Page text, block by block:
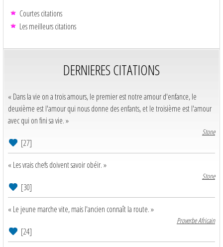
Courtes citations
Les meilleurs citations
DERNIERES CITATIONS
« Dans la vie on a trois amours, le premier est notre amour d'enfance, le
deuxième est l'amour qui nous donne des enfants, et le troisième est l'amour
avec qui on fini sa vie. »
Stone
[27]
« Les vrais chefs doivent savoir obéir. »
Stone
[30]
« Le jeune marche vite, mais l'ancien connaît la route. »
Proverbe Africain
[24]